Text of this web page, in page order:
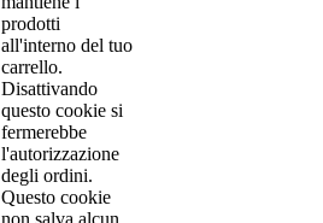
prodotti
all'interno del tuo
carrello.
Disattivando
questo cookie si
fermerebbe
l'autorizzazione
degli ordini.
Questo cookie